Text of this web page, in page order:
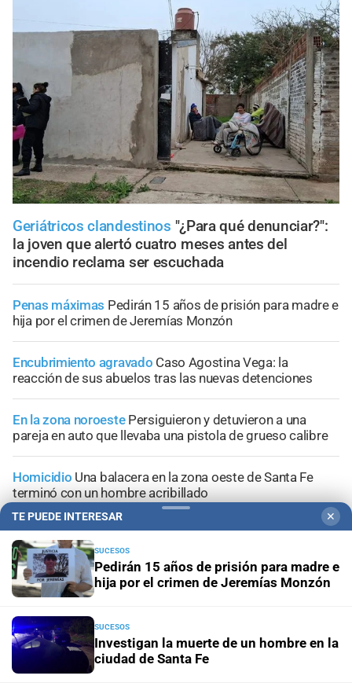
Geriátricos clandestinos "¿Para qué denunciar?":
la joven que alertó cuatro meses antes del
incendio reclama ser escuchada
Penas máximas Pedirán 15 años de prisión para madre e
hija por el crimen de Jeremías Monzón
Encubrimiento agravado Caso Agostina Vega: la
reacción de sus abuelos tras las nuevas detenciones
En la zona noroeste Persiguieron y detuvieron a una
pareja en auto que llevaba una pistola de grueso calibre
Homicidio Una balacera en la zona oeste de Santa Fe
terminó con un hombre acribillado
+Información General
TE PUEDE INTERESAR ✕
SUCESOS
Pedirán 15 años de prisión para madre e
hija por el crimen de Jeremías Monzón
SUCESOS
Investigan la muerte de un hombre en la
ciudad de Santa Fe